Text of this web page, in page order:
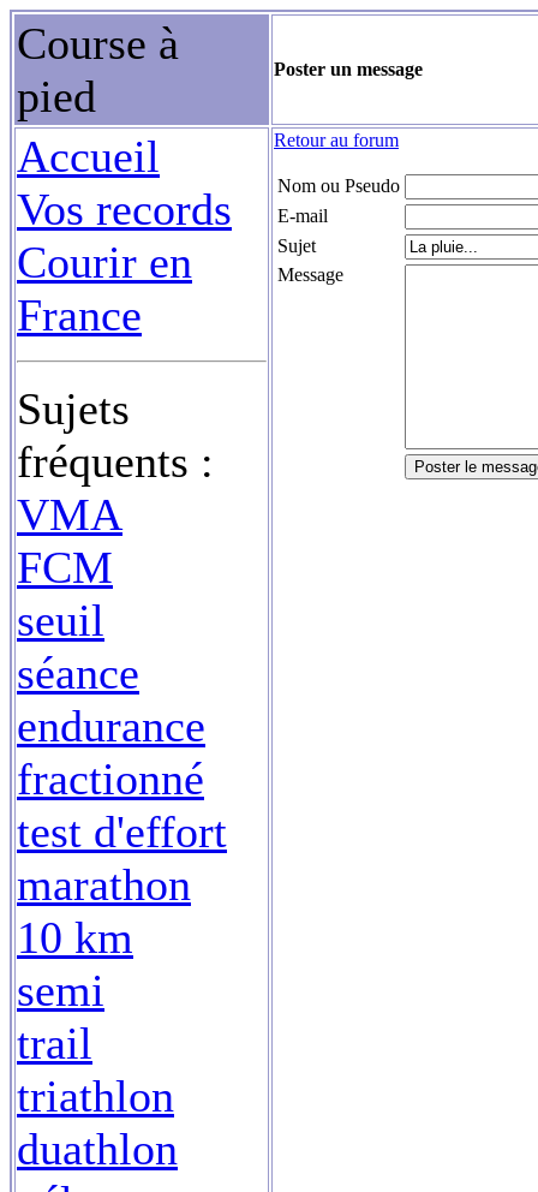
Course à
pied
Poster un message
Accueil
Vos records
Courir en
France
Sujets
fréquents :
VMA
FCM
seuil
séance
endurance
fractionné
test d'effort
marathon
10 km
semi
trail
triathlon
duathlon
Retour au forum
Nom ou Pseudo
E-mail
Sujet
Message